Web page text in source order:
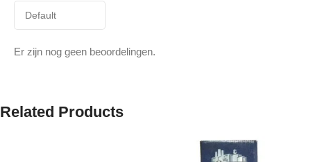
Er zijn nog geen beoordelingen.
Related Products